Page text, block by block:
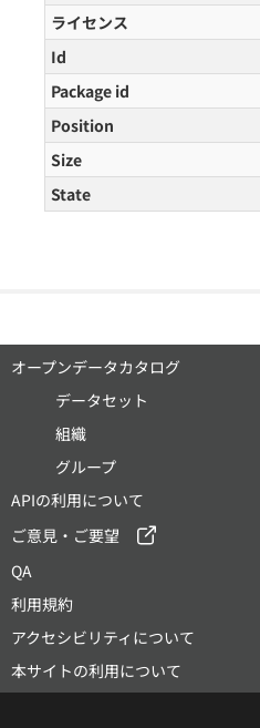
ライセンス
Id
Package id
Position
Size
State
オープンデータカタログ
データセット
組織
グループ
APIの利用について
ご意見・ご要望
QA
利用規約
アクセシビリティについて
本サイトの利用について